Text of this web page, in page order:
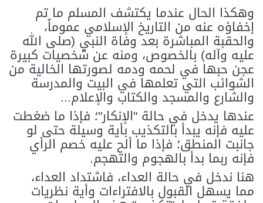
وهكذا الحال عندما يكتشف المسلم ما تم
إخفاؤه عنه من التاريخ الإسلامي عموماً،
والحقبة المباشرة بعد وفاة النبي (صلى الله
عليه وآله) بالخصوص، ومنه عن شخصيات كبيرة
عجن حبها في لحمه ودمه لصورتها الخالية من
الشوائب التي تعلمها في البيت والمدرسة
والشارع والمسجد والكتاب والإعلام...
عندها يدخل في حالة "الإنكار"؛ فإذا ما ضغطت
عليه فإنه يبدأ بالتكذيب بأية وسيلة حتى لو
جانبت المنطق؛ فإذا ما ألح عليه خصم الرأي
فإنه ربما بدأ بالهجوم والتهجم.
هنا ندخل في حالة العداء، فاشتداد العداء،
مما يسهل القبول بالافتراءات وأية نظريات